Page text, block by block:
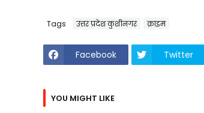
Tags उत्तर प्रदेश कुशीनगर क्राइम
Facebook Twitter
YOU MIGHT LIKE